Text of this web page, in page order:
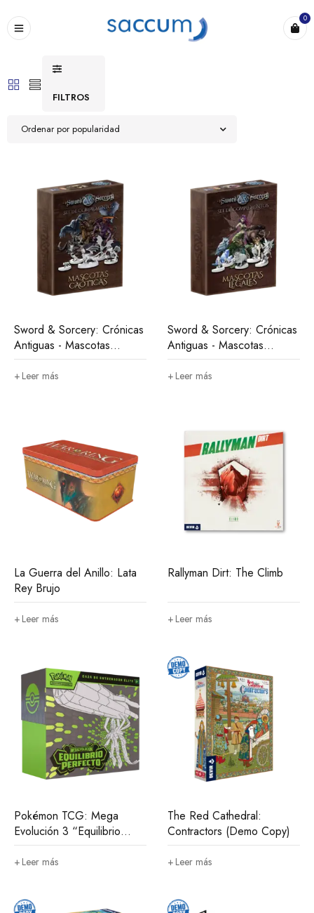
0
FILTROS
Ordenar por popularidad
Sword & Sorcery: Crónicas
Antiguas - Mascotas
Caóticas
Leer más
Sword & Sorcery: Crónicas
Antiguas - Mascotas
Legales
Leer más
La Guerra del Anillo: Lata
Rey Brujo
Leer más
Rallyman Dirt: The Climb
Leer más
Pokémon TCG: Mega
Evolución 3 “Equilibrio
perfecto” – Elite Trainer
Box (Español)
Leer más
The Red Cathedral:
Contractors (Demo Copy)
Leer más